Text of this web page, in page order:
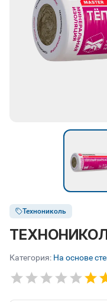
Технониколь
Категория: На основе